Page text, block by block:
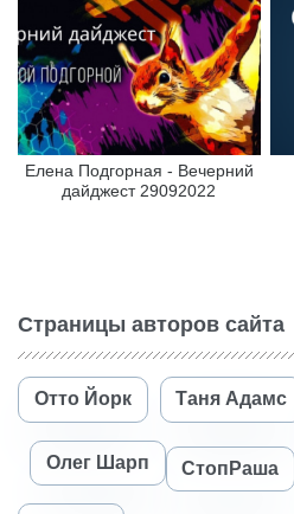
Елена Подгорная - Вечерний
дайджест 29092022
Страницы авторов сайта
Отто Йорк Таня Адамс
Олег Шарп СтопРаша